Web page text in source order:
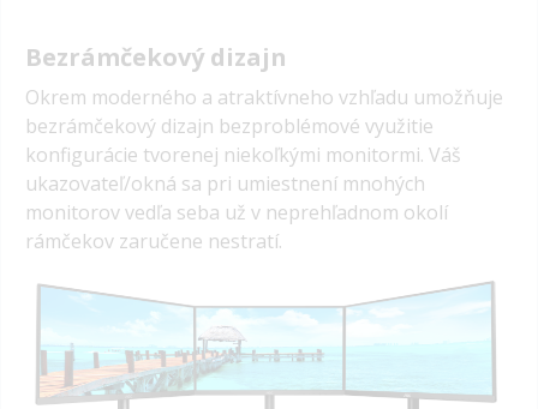
Bezrámčekový dizajn
Okrem moderného a atraktívneho vzhľadu umožňuje
bezrámčekový dizajn bezproblémové využitie
konfigurácie tvorenej niekoľkými monitormi. Váš
ukazovateľ/okná sa pri umiestnení mnohých
monitorov vedľa seba už v neprehľadnom okolí
rámčekov zaručene nestratí.